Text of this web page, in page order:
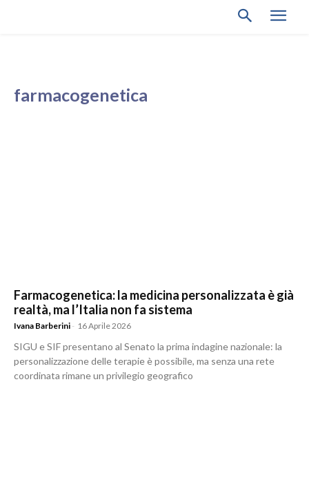
farmacogenetica
Farmacogenetica: la medicina personalizzata è già
realtà, ma l’Italia non fa sistema
Ivana Barberini - 16 Aprile 2026
SIGU e SIF presentano al Senato la prima indagine nazionale: la
personalizzazione delle terapie è possibile, ma senza una rete
coordinata rimane un privilegio geografico